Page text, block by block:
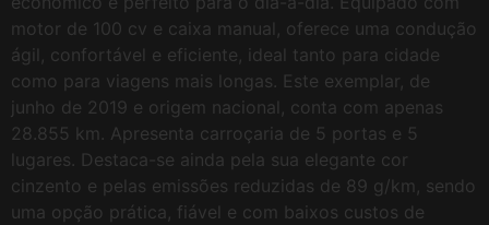
motor de 100 cv e caixa manual, oferece uma condução
ágil, confortável e eficiente, ideal tanto para cidade
como para viagens mais longas. Este exemplar, de
junho de 2019 e origem nacional, conta com apenas
28.855 km. Apresenta carroçaria de 5 portas e 5
lugares. Destaca-se ainda pela sua elegante cor
cinzento e pelas emissões reduzidas de 89 g/km, sendo
uma opção prática, fiável e com baixos custos de